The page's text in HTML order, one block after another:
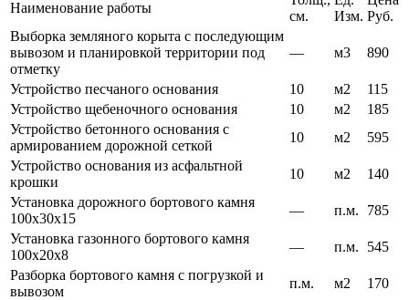
Наименование работы
см.
Изм. Руб.
Выборка земляного корыта с последующим
вывозом и планировкой территории под
отметку
— м3 890
Устройство песчаного основания 10 м2
115
Устройство щебеночного основания
10 м2
185
Устройство бетонного основания с
армированием дорожной сеткой
10 м2
595
Устройство основания из асфальтной
крошки
10 м2
140
Установка дорожного бортового камня
100х30х15
— п.м.
785
Установка газонного бортового камня
100х20х8
— п.м.
545
Разборка бортового камня с погрузкой и
вывозом
п.м. м2
170